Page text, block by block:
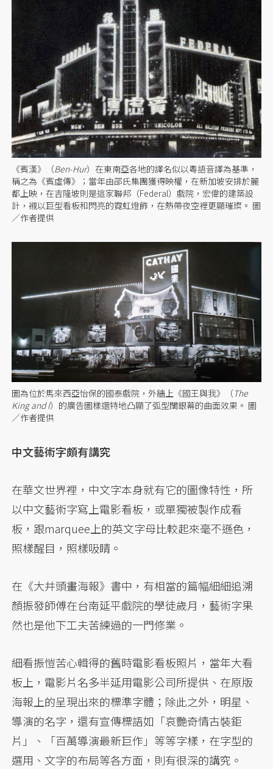
《賓漢》（Ben-Hur）在東南亞各地的譯名似以粵語音譯為基準，
稱之為《賓虛傳》；當年由邵氏集團獲得映權，在新加坡安排於麗
都上映，在吉隆坡則是這家聯邦（Federal）戲院，宏偉的建築設
計，襯以巨型看板和閃亮的霓虹燈飾，在熱帶夜空裡更顯璀璨。 圖
／作者提供
圖為位於馬來西亞怡保的國泰戲院，外牆上《國王與我》（The
King and I）的廣告圖樣還特地凸顯了弧型闊銀幕的曲面效果。 圖
／作者提供
中文藝術字頗有講究
在華文世界裡，中文字本身就有它的圖像特性，所
以中文藝術字寫上電影看板，或單獨被製作成看
板，跟marquee上的英文字母比較起來毫不遜色，
照樣醒目，照樣吸睛。
在《大井頭畫海報》書中，有相當的篇幅細細追溯
顏振發師傅在台南延平戲院的學徒歲月，藝術字果
然也是他下工夫苦練過的一門修業。
細看振愷苦心輯得的舊時電影看板照片，當年大看
板上，電影片名多半延用電影公司所提供、在原版
海報上的呈現出來的標準字體；除此之外，明星、
導演的名字，還有宣傳標語如「哀艷奇情古裝鉅
片」、「百萬導演最新巨作」等等字樣，在字型的
選用、文字的布局等各方面，則有很深的講究。